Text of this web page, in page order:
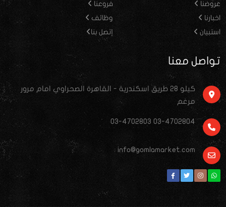
عروضنا
فروعنا
اخبارنا
وظائف
استبيان
إتصل بنا
تواصل معنا
كيلو ٢٨ طريق اسكندرية - القاهرة الصحراوي امام مرور
مرغم
03-4702803 03-4702804
info@gomlamarket.com